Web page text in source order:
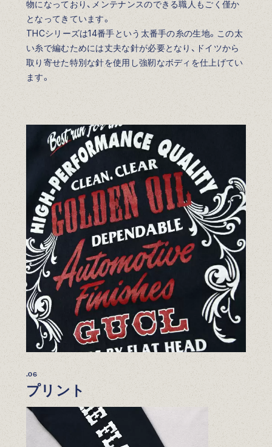
物になっており、メンテナンスのできる職人もごく僅か
となってきています。
THCシリーズは14番手という太番手の糸の生地。この太
い糸で編むためには丈夫な針が必要となり、ドイツから
取り寄せた特別な針を使用し強靭なボディを仕上げてい
ます。
.06
プリント